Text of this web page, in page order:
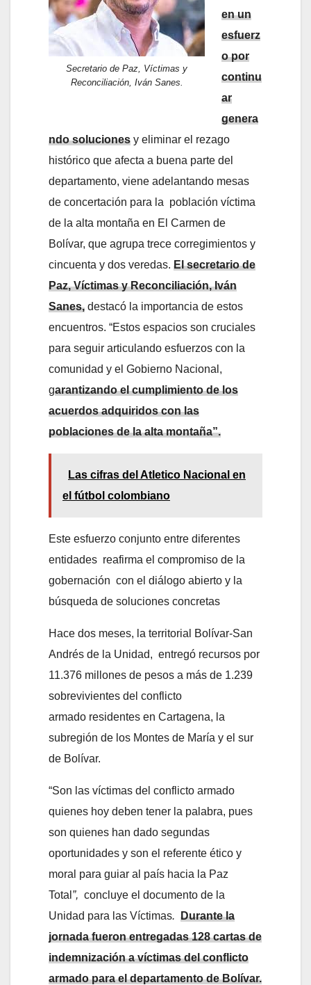
Secretario de Paz, Víctimas y
Reconciliación, Iván Sanes.
en un
esfuerz
o por
continu
ar
genera
ndo soluciones y eliminar el rezago
histórico que afecta a buena parte del
departamento, viene adelantando mesas
de concertación para la población víctima
de la alta montaña en El Carmen de
Bolívar, que agrupa trece corregimientos y
cincuenta y dos veredas. El secretario de
Paz, Víctimas y Reconciliación, Iván
Sanes, destacó la importancia de estos
encuentros. “Estos espacios son cruciales
para seguir articulando esfuerzos con la
comunidad y el Gobierno Nacional,
garantizando el cumplimiento de los
acuerdos adquiridos con las
poblaciones de la alta montaña”.
Las cifras del Atletico Nacional en
el fútbol colombiano
Este esfuerzo conjunto entre diferentes
entidades reafirma el compromiso de la
gobernación con el diálogo abierto y la
búsqueda de soluciones concretas
Hace dos meses, la territorial Bolívar-San
Andrés de la Unidad, entregó recursos por
11.376 millones de pesos a más de 1.239
sobrevivientes del conflicto
armado residentes en Cartagena, la
subregión de los Montes de María y el sur
de Bolívar.
“Son las víctimas del conflicto armado
quienes hoy deben tener la palabra, pues
son quienes han dado segundas
oportunidades y son el referente ético y
moral para guiar al país hacia la Paz
Total ”, concluye el documento de la
Unidad para las Víctimas. Durante la
jornada fueron entregadas 128 cartas de
indemnización a víctimas del conflicto
armado para el departamento de Bolívar.